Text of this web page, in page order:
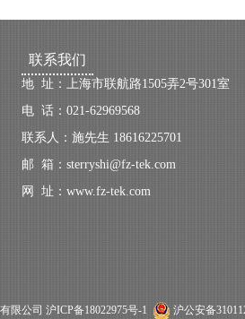
联系我们
地 址：上海市联航路1505弄2号301室
电 话：021-62969568
联系人： 施先生 18616225701
邮 箱： sterryshi@fz-tek.com
网 址： www.fz-tek.com
限公司 沪ICP备18022975号-1 沪公安备